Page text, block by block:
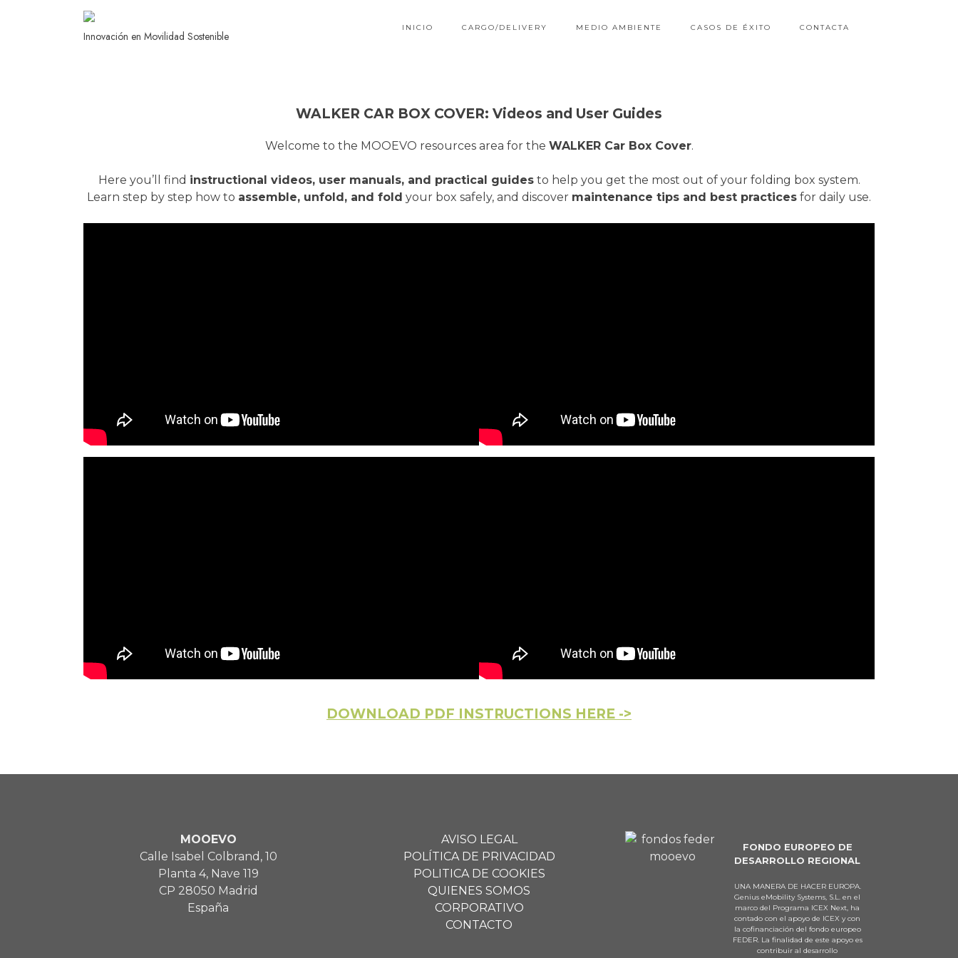
Innovación en Movilidad Sostenible
INICIO CARGO/DELIVERY MEDIO AMBIENTE CASOS DE ÉXITO CONTACTA
WALKER CAR BOX COVER: Videos and User Guides
Welcome to the MOOEVO resources area for the WALKER Car Box Cover.
Here you’ll find instructional videos, user manuals, and practical guidesto help you get the most out of your folding box system.
Learn step by step how to assemble, unfold, and fold your box safely, and discover maintenance tips and best practices for daily use.
DOWNLOAD PDF INSTRUCTIONS HERE ->
MOOEVO
Calle Isabel Colbrand, 10
Planta 4, Nave 119
CP 28050 Madrid
España
AVISO LEGAL
POLÍTICA DE PRIVACIDAD
POLITICA DE COOKIES
QUIENES SOMOS
CORPORATIVO
CONTACTO
FONDO EUROPEO DE
DESARROLLO REGIONAL
UNA MANERA DE HACER EUROPA.
Genius eMobility Systems, S.L. en el
marco del Programa ICEX Next, ha
contado con el apoyo de ICEX y con
la cofinanciación del fondo europeo
FEDER. La finalidad de este apoyo es
contribuir al desarrollo